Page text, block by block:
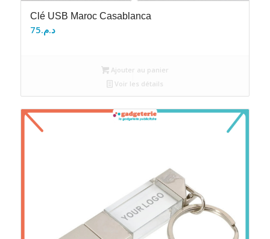
Clé USB Maroc Casablanca
د.م.75
Ajouter au panier
Voir les détails